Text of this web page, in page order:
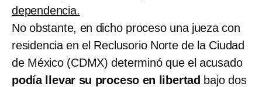
dependencia.
No obstante, en dicho proceso una jueza con
residencia en el Reclusorio Norte de la Ciudad
de México (CDMX) determinó que el acusado
podía llevar su proceso en libertad bajo dos